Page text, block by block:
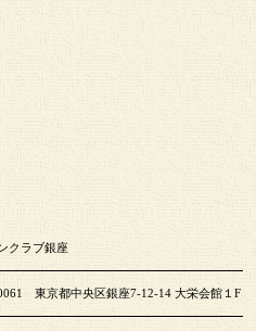
クラブ銀座
東京都中央区銀座7-12-14 大栄会館１F